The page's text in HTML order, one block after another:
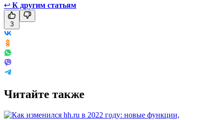
↩ К другим статьям
3
Читайте также